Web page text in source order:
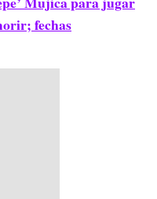
fechas